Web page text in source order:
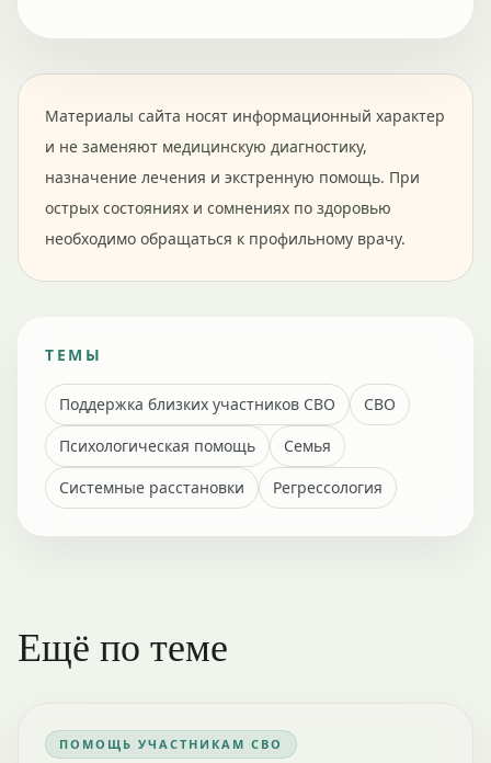
Материалы сайта носят информационный характер
и не заменяют медицинскую диагностику,
назначение лечения и экстренную помощь. При
острых состояниях и сомнениях по здоровью
необходимо обращаться к профильному врачу.
ТЕМЫ
Поддержка близких участников СВО
СВО
Психологическая помощь
Семья
Системные расстановки
Регрессология
Ещё по теме
ПОМОЩЬ УЧАСТНИКАМ СВО